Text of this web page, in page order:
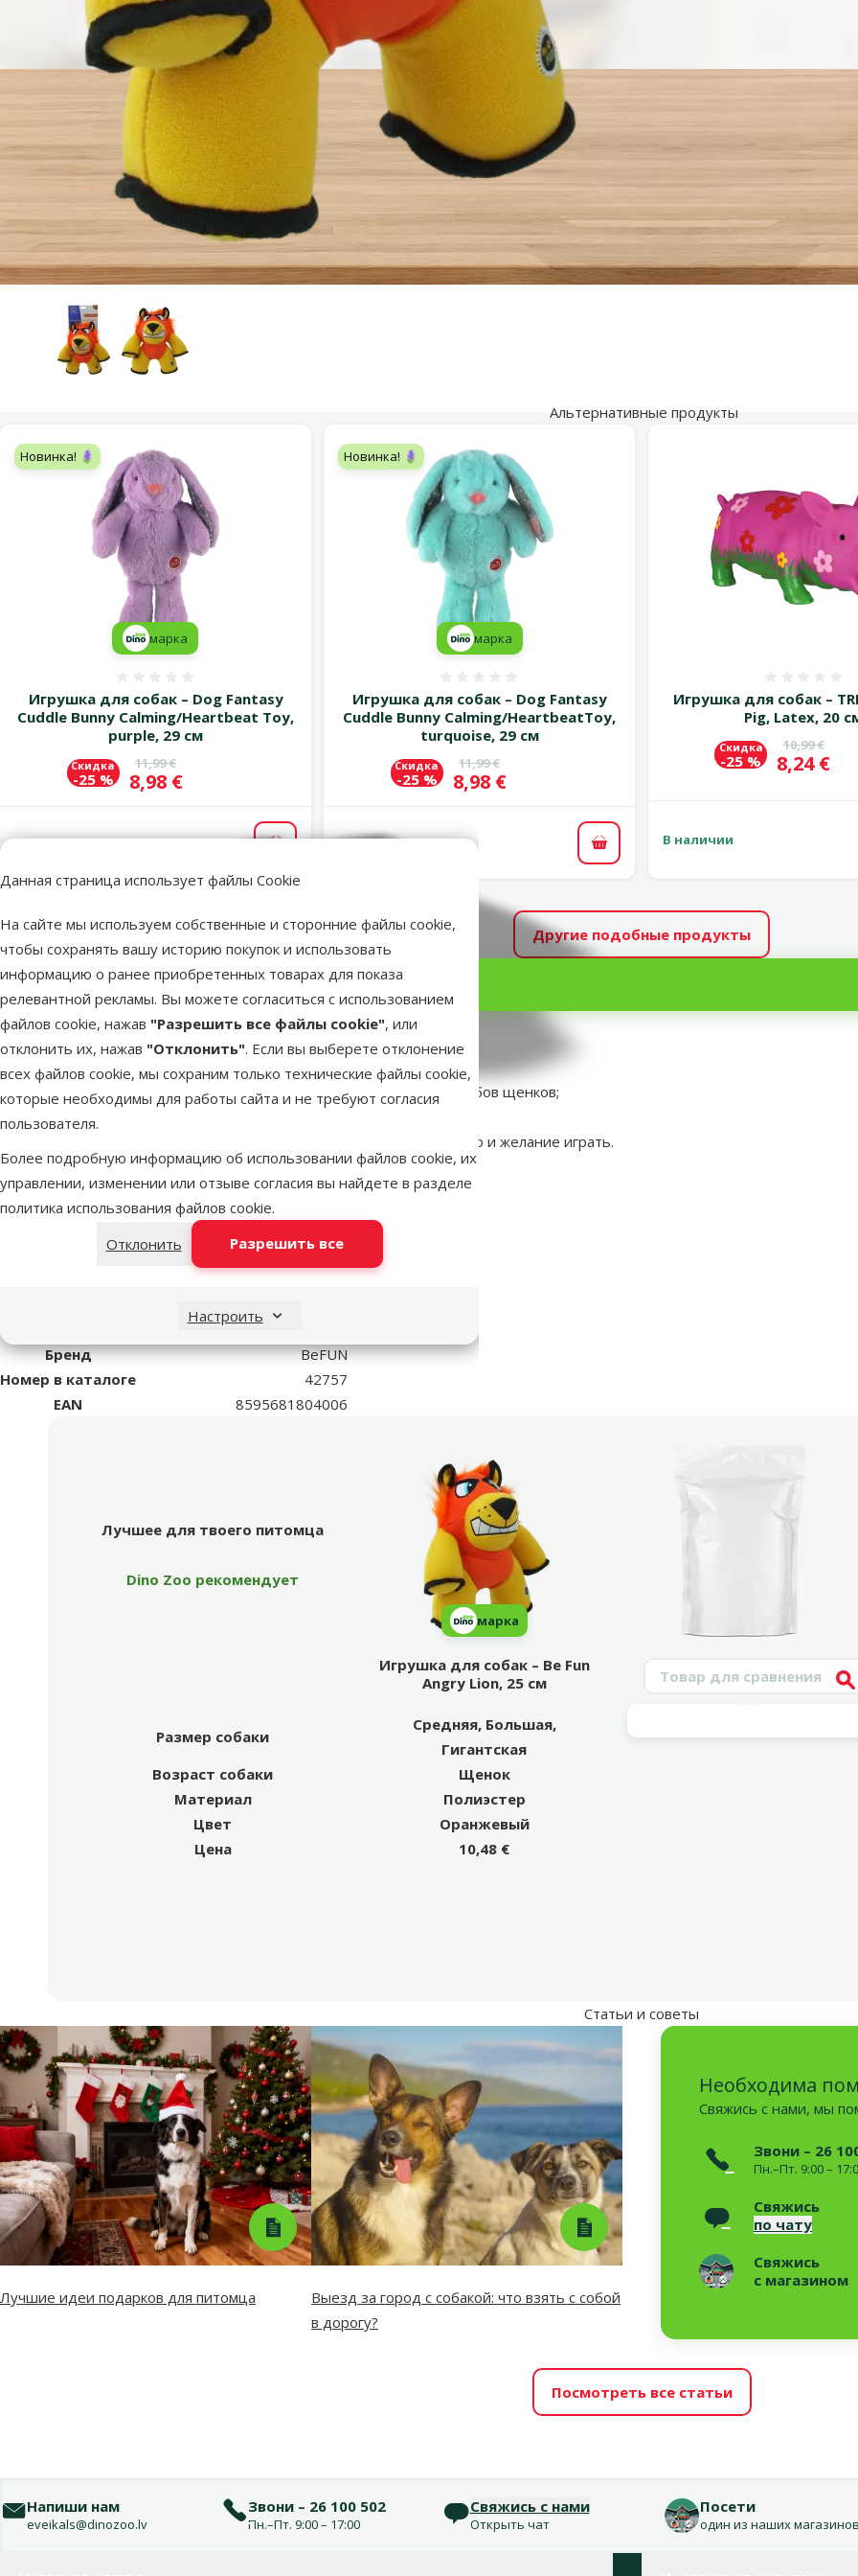
Данная страница использует файлы Cookie
На сайте мы используем собственные и сторонние файлы cookie,
чтобы сохранять вашу историю покупок и использовать
информацию о ранее приобретенных товарах для показа
релевантной рекламы. Вы можете согласиться с использованием
файлов cookie, нажав "Разрешить все файлы cookie", или
отклонить их, нажав "Отклонить". Если вы выберете отклонение
всех файлов cookie, мы сохраним только технические файлы cookie,
которые необходимы для работы сайта и не требуют согласия
пользователя.
Более подробную информацию об использовании файлов cookie, их
управлении, изменении или отзыве согласия вы найдете в разделе
политика использования файлов cookie.
Отклонить
Разрешить все
Настроить
Альтернативные продукты
Игрушка для собак – Dog Fantasy
Cuddle Bunny Calming/Heartbeat Toy,
purple, 29 см
Исходная цена
11,99 €
Цена
8,98 €
Скидка
-25 %
Новинка! 🪻
марка
В наличии
Игрушка для собак – Dog Fantasy
Cuddle Bunny Calming/HeartbeatToy,
turquoise, 29 см
Исходная цена
11,99 €
Цена
8,98 €
Скидка
-25 %
Новинка! 🪻
марка
В наличии В корзину
Игрушка для собак –
Pig, Latex, 20
Исходная
10,99 €
Цена
8,24 €
Скидка
-25 %
В наличии
Другие подобные продукты
Игрушка для собак – Be Fun
Angry Lion, 25 см
superzoo.product.detail.content
Игрушка для собак – Be Fun Angry Lion, 25 см.
Игрушка из прочного материала, идеально подходит для острых зубов щенков;
Больше подходит для собак крупных пород;
В голове игрушки спрятана пищалка, которая вызывает любопытство и желание играть.
Размер: 25 см.
Размер собаки Средняя, Большая, Гигантская
Щенок
Бренд
BeFUN
Номер в каталоге
42757
EAN
8595681804006
Продукт
Лучшее для твоего питомца
Dino Zoo рекомендует
марка
Игрушка для собак – Be Fun
Angry Lion, 25 см
Размер собаки
Средняя, Большая,
Гигантская
Возраст собаки
Щенок
Материал
Полиэстер
Цвет
Оранжевый
Цена
10,48 €
Статьи и советы
Необходима
Свяжись с нами, мы
Звони – 26
Пн.–Пт. 9:00 –
Свяжись
по чату
Свяжись
с магазином
Лучшие идеи подарков для питомца
Выезд за город с собакой: что взять с собой
в дорогу?
Посмотреть все статьи
Напиши нам
eveikals@dinozoo.lv
Звони – 26 100 502
Пн.–Пт. 9:00 – 17:00
Свяжись с нами
Открыть чат
Посети
один из наших магазинов